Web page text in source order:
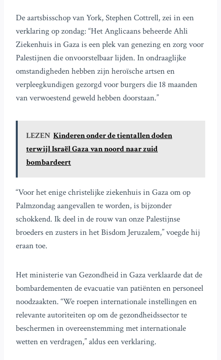
De aartsbisschop van York, Stephen Cottrell, zei in een
verklaring op zondag: “Het Anglicaans beheerde Ahli
Ziekenhuis in Gaza is een plek van genezing en zorg voor
Palestijnen die onvoorstelbaar lijden. In ondraaglijke
omstandigheden hebben zijn heroïsche artsen en
verpleegkundigen gezorgd voor burgers die 18 maanden
van verwoestend geweld hebben doorstaan.”
LEZEN Kinderen onder de tientallen doden
terwijl Israël Gaza van noord naar zuid
bombardeert
“Voor het enige christelijke ziekenhuis in Gaza om op
Palmzondag aangevallen te worden, is bijzonder
schokkend. Ik deel in de rouw van onze Palestijnse
broeders en zusters in het Bisdom Jeruzalem,” voegde hij
eraan toe.
Het ministerie van Gezondheid in Gaza verklaarde dat de
bombardementen de evacuatie van patiënten en personeel
noodzaakten. “We roepen internationale instellingen en
relevante autoriteiten op om de gezondheidssector te
beschermen in overeenstemming met internationale
wetten en verdragen,” aldus een verklaring.